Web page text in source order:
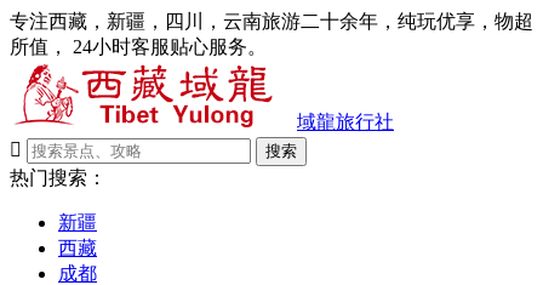
专注西藏，新疆，四川，云南旅游二十余年，纯玩优享，物超
所值， 24小时客服贴心服务。
域龍旅行社

搜索
热门搜索：
新疆
西藏
成都